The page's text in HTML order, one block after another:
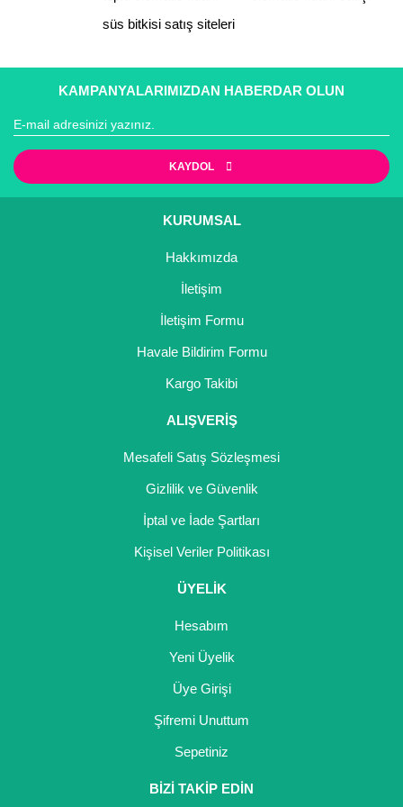
Gönder
süs bitkisi satış siteleri
KAMPANYALARIMIZDAN HABERDAR OLUN
KAYDOL
KURUMSAL
Hakkımızda
İletişim
İletişim Formu
Havale Bildirim Formu
Kargo Takibi
ALIŞVERİŞ
Mesafeli Satış Sözleşmesi
Gizlilik ve Güvenlik
İptal ve İade Şartları
Kişisel Veriler Politikası
ÜYELİK
Hesabım
Yeni Üyelik
Üye Girişi
Şifremi Unuttum
Sepetiniz
BİZİ TAKİP EDİN